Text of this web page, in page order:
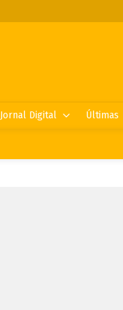
Jornal Digital Últimas